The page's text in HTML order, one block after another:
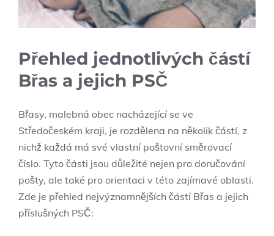
Přehled jednotlivých částí
⁤Břas a jejich PSČ
Břasy, malebná obec nacházející se ve
‍Středočeském kraji, je rozdělena na několik částí, z
nichž každá má své vlastní ​poštovní směrovací
číslo.​ Tyto části jsou důležité ⁤nejen pro doručování
⁤pošty, ale ‍také pro orientaci ⁣v této zajímavé oblasti.​
Zde je ⁢přehled nejvýznamnějších⁢ částí Břas a jejich
příslušných PSČ: